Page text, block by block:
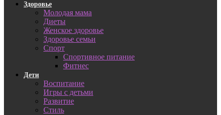
Здоровье
Молодая мама
Диеты
Женское здоровье
Здоровье семьи
Спорт
Спортивное питание
Фитнес
Дети
Воспитание
Игры с детьми
Развитие
Стиль